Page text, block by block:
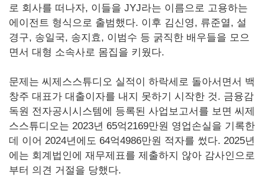
로 회사를 떠나자, 이들을 JYJ라는 이름으로 고용하는
에이전트 형식으로 출범했다. 이후 김신영, 류준열, 설
경구, 송일국, 송지효, 이범수 등 굵직한 배우들을 모으
면서 대형 소속사로 몸집을 키웠다.
문제는 씨제스스튜디오 실적이 하락세로 돌아서면서 백
창주 대표가 대출이자를 내지 못하기 시작한 것. 금융감
독원 전자공시시스템에 등록된 사업보고서를 보면 씨제
스스튜디오는 2023년 65억2169만원 영업손실을 기록한
데 이어 2024년에도 64억4986만원 적자를 썼다. 2025년
에는 회계법인에 재무제표를 제출하지 않아 감사인으로
부터 의견 거절을 당했다.